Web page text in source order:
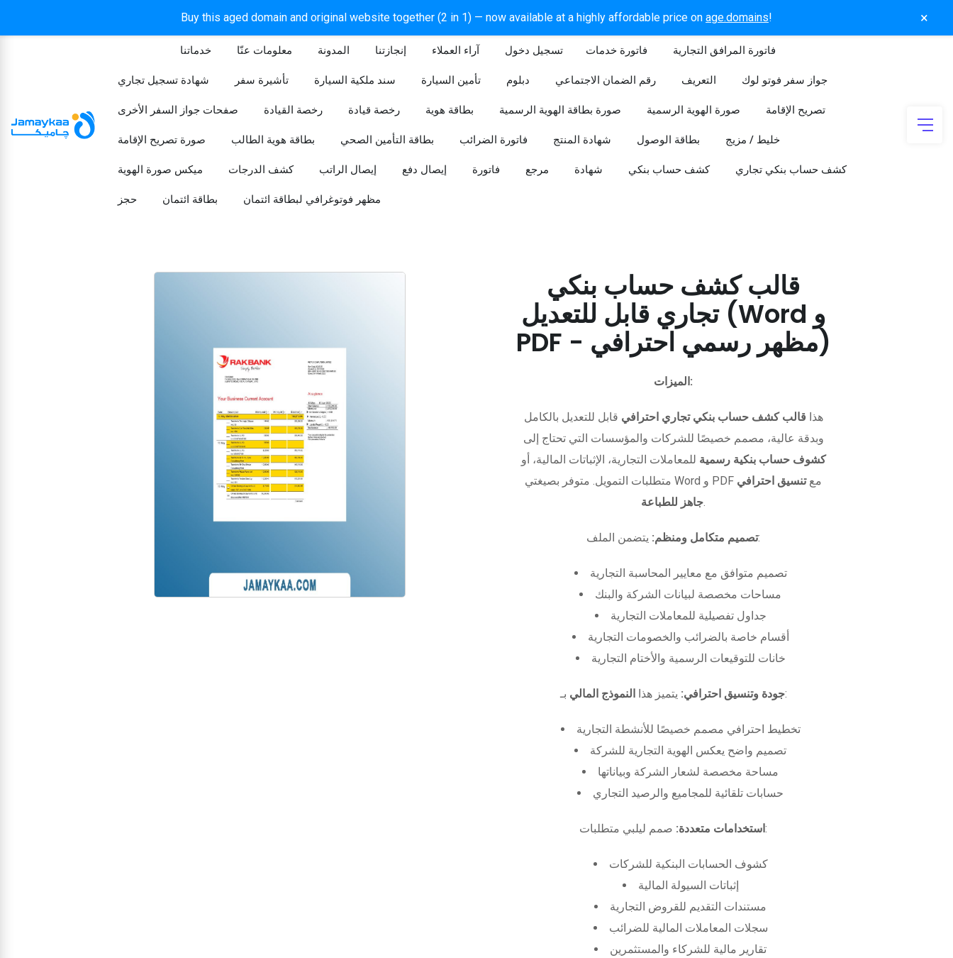
Buy this aged domain and original website together (2 in 1) — now available at a highly affordable price on age.domains! ×
خدماتنا معلومات عنّا المدونة إنجازتنا آراء العملاء تسجيل دخول​ فاتورة خدمات فاتورة المرافق التجارية
شهادة تسجيل تجاري تأشيرة سفر سند ملكية السيارة تأمين السيارة دبلوم رقم الضمان الاجتماعي التعريف جواز سفر فوتو لوك
صفحات جواز السفر الأخرى رخصة القيادة رخصة قيادة بطاقة هوية صورة بطاقة الهوية الرسمية صورة الهوية الرسمية تصريح الإقامة
صورة تصريح الإقامة بطاقة هوية الطالب بطاقة التأمين الصحي فاتورة الضرائب شهادة المنتج بطاقة الوصول خليط / مزيج
ميكس صورة الهوية كشف الدرجات إيصال الراتب إيصال دفع فاتورة مرجع شهادة كشف حساب بنكي كشف حساب بنكي تجاري
حجز بطاقة ائتمان مظهر فوتوغرافي لبطاقة ائتمان
قالب كشف حساب بنكي
تجاري قابل للتعديل (Word و
PDF - مظهر رسمي احترافي)
الميزات:
هذا قالب كشف حساب بنكي تجاري احترافي قابل للتعديل بالكامل
وبدقة عالية، مصمم خصيصًا للشركات والمؤسسات التي تحتاج إلى
كشوف حساب بنكية رسمية للمعاملات التجارية، الإثباتات المالية، أو
متطلبات التمويل. متوفر بصيغتي Word و PDF معتنسيق احترافي
جاهز للطباعة.
تصميم متكامل ومنظم:يتضمن الملف:
تصميم متوافق مع معايير المحاسبة التجارية
مساحات مخصصة لبيانات الشركة والبنك
جداول تفصيلية للمعاملات التجارية
أقسام خاصة بالضرائب والخصومات التجارية
خانات للتوقيعات الرسمية والأختام التجارية
جودة وتنسيق احترافي: يتميز هذا النموذج المالي بـ:
تخطيط احترافي مصمم خصيصًا للأنشطة التجارية
تصميم واضح يعكس الهوية التجارية للشركة
مساحة مخصصة لشعار الشركة وبياناتها
حسابات تلقائية للمجاميع والرصيد التجاري
استخدامات متعددة:صمم ليلبي متطلبات:
كشوف الحسابات البنكية للشركات
إثباتات السيولة المالية
مستندات التقديم للقروض التجارية
سجلات المعاملات المالية للضرائب
تقارير مالية للشركاء والمستثمرين